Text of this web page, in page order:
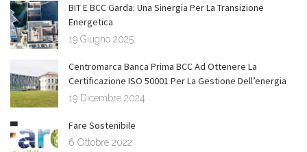
BIT E BCC Garda: Una Sinergia Per La Transizione
Energetica
19 Giugno 2025
Centromarca Banca Prima BCC Ad Ottenere La
Certificazione ISO 50001 Per La Gestione Dell’energia
19 Dicembre 2024
Fare Sostenibile
6 Ottobre 2022